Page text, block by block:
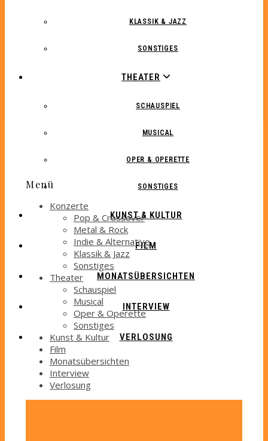
KLASSIK & JAZZ
SONSTIGES
THEATER
SCHAUSPIEL
MUSICAL
OPER & OPERETTE
SONSTIGES
KUNST & KULTUR
FILM
MONATSÜBERSICHTEN
INTERVIEW
VERLOSUNG
Menü
Konzerte
Pop & Crossover
Metal & Rock
Indie & Alternative
Klassik & Jazz
Sonstiges
Theater
Schauspiel
Musical
Oper & Operette
Sonstiges
Kunst & Kultur
Film
Monatsübersichten
Interview
Verlosung